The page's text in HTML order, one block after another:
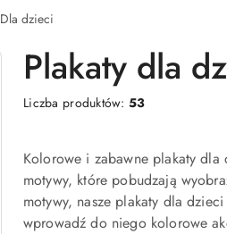
Dla dzieci
Plakaty dla
Liczba produktów:53
Kolorowe i zabawne plakaty
motywy, które pobudzają
motywy, nasze plakaty dla
wprowadź do niego kolorowe